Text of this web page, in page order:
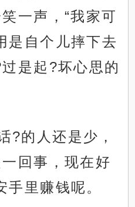
一声，“我家可
是自个儿摔下去
是起?坏心思的
?的人还是少，
回事，现在好
里赚钱呢。